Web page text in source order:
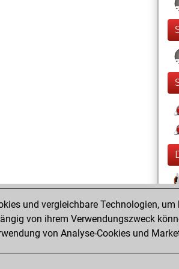
und vergleichbare Technologien,
von ihrem Verwendungszweck
von Analyse-Cookies und